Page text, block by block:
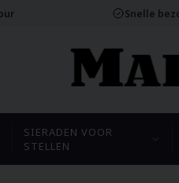
Snelle
SIERADEN VOOR
STELLEN